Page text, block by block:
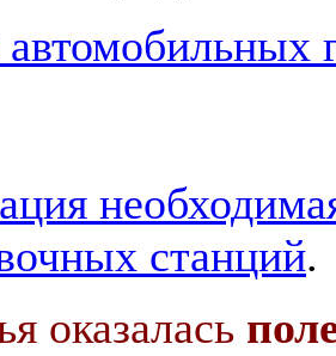
станций.
оказалась